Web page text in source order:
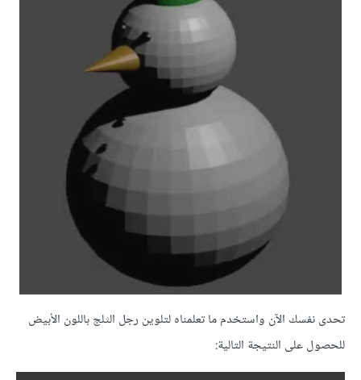
تحدى نفسك الآن واستخدم ما تعلمناه لتلوين رجل الثلج باللون الأبيض
للحصول على النتيجة التالية: